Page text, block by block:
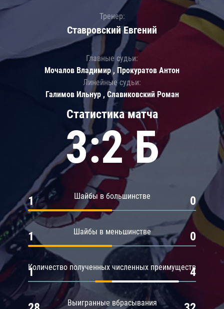
Статистика матча
3:2 Б
Шайбы в большинстве
1 0
Шайбы в меньшинстве
1 0
Количество полученных численных преимуществ
1 4
Выигранные вбрасывания
Тренер:
Ставровский Евгений
Главные судьи:
Мочалов Владимир , Прокуратов Антон
Линейные судьи:
Галимов Ильнур , Славиковский Роман